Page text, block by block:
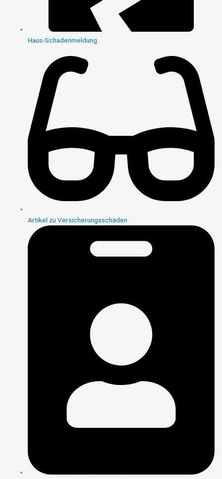
Haus-Schadenmeldung
Artikel zu Versicherungsschäden